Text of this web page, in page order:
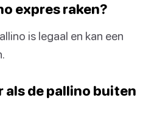
expres raken?
is legaal en kan een
als de pallino buiten